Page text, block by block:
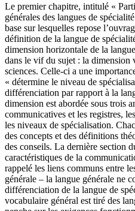
Le premier chapitre, intitulé «
générales des langues de
base sur lesquelles repose
définition de la langue de
dimension horizontale de la
dans le vif du sujet : la dimension
sciences. Celle-ci a une
« détermine le niveau de
différenciation par rapport à la
dimension est abordée sous trois
communicatives et les registres,
les niveaux de spécialisation.
des concepts et des définitions
des conseils. La dernière section
caractéristiques de la
rappelé les liens communs entre
générale – la langue générale ne
différenciation de la langue de
vocabulaire général est tiré des